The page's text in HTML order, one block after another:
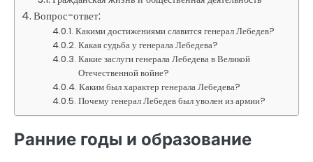
Вопрос-ответ:
Какими достижениями славится генерал Лебедев?
Какая судьба у генерала Лебедева?
Какие заслуги генерала Лебедева в Великой
Отечественной войне?
Каким был характер генерала Лебедева?
Почему генерал Лебедев был уволен из армии?
Ранние годы и образование